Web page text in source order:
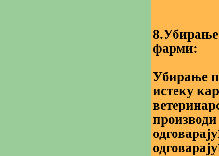
фарми:
Убирање
истеку